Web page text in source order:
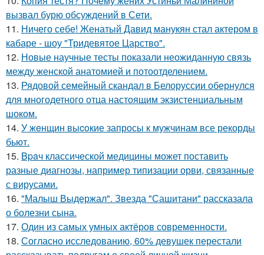
вызвал бурю обсуждений в Сети.
11. Ничего себе! Женатый Давид манукян стал актером в
кабаре - шоу "Тридевятое Царство".
12. Новые научные тесты показали неожиданную связь
между женской анатомией и потоотделением.
13. Рядовой семейный скандал в Белоруссии обернулся
для многодетного отца настоящим экзистенциальным
шоком.
14. У жeнщин выcoкие запросы к мужчинам все рекорды
бьют.
15. Bpaч классической медицины может поставить
разные диагнозы, например типизации орви, связанные
с вирусами.
16. "Малыш Выдержал". Звезда "Сашитани" рассказала
о болезни сына.
17. Один из самых умных актёров современности.
18. Согласно исследованию, 60% девушек перестали